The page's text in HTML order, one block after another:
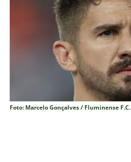
Foto: Marcelo Gonçalves / Fluminense F.C.